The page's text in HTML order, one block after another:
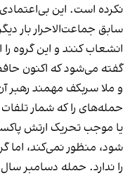
نکرده است. این
سابق جماعت‌الاحرار بار‌
انشعاب کنند و این گروه را
گفته می‌شود که اکنون
و ملا سربکف مهمند رهبر
حمله‌های را که شمار
یا موجب تحریک ارتش
شود، منظور نمی‌کند، اما